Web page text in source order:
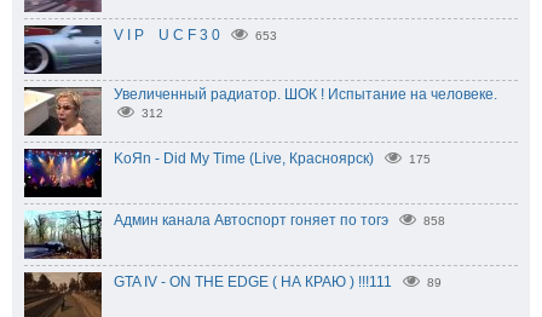
V I P U C F 3 0 653
Увеличенный радиатор. ШОК ! Испытание на человеке.
312
KoЯn - Did My Time (Live, Красноярск) 175
Админ канала Автоспорт гоняет по тогэ 858
GTA IV - ON THE EDGE ( НА КРАЮ ) !!!111 89